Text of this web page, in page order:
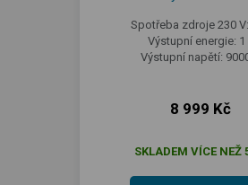
Spotřeba zdroje 230
Výstupní energie: 1
Výstupní napětí:
8 999 Kč
SKLADEM VÍCE NEŽ